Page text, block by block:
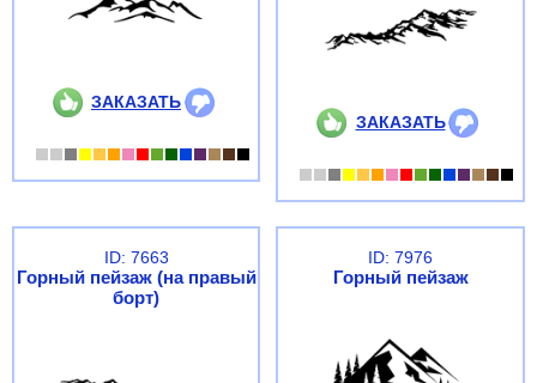
ЗАКАЗАТЬ
ЗАКАЗАТЬ
ID: 7663
Горный пейзаж (на правый
борт)
ID: 7976
Горный пейзаж